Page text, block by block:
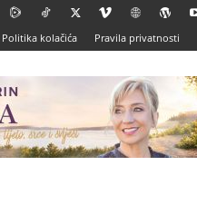
Politika kolačića Pravila privatnosti